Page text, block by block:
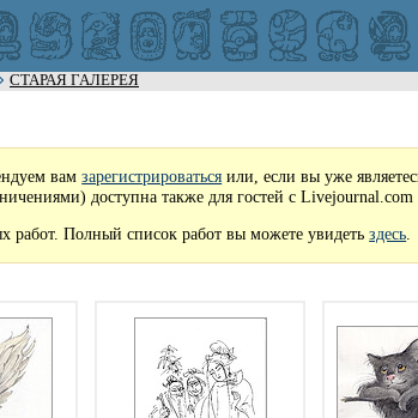
СТАРАЯ ГАЛЕРЕЯ
вамзарегистрироваться или, если вы уже
доступна также для гостей с Livejournal.com
работ. Полный список работ вы можете увидетьздесь.